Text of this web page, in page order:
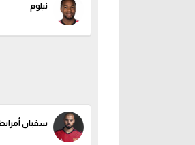
نيلوم
سفيان